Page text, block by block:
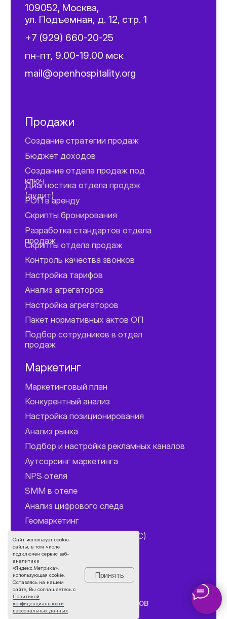
Сайт использует cookie-
файлы, в том числе
подключен сервис веб-
аналитики
«Яндекс.Метрика»,
использующая cookie.
Оставаясь на нашем
сайте, Вы соглашаетесь с
Политикой
конфиденциальности
персональных данных
Принять